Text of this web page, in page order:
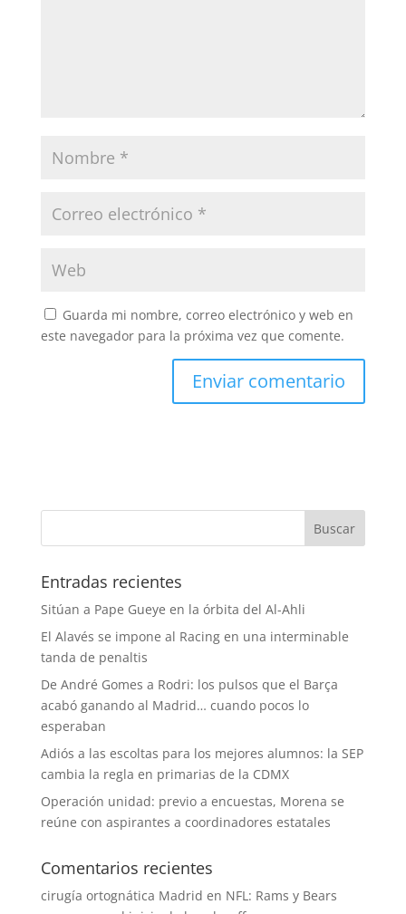
Guarda mi nombre, correo electrónico y web en
este navegador para la próxima vez que comente.
Entradas recientes
Sitúan a Pape Gueye en la órbita del Al-Ahli
El Alavés se impone al Racing en una interminable
tanda de penaltis
De André Gomes a Rodri: los pulsos que el Barça
acabó ganando al Madrid… cuando pocos lo
esperaban
Adiós a las escoltas para los mejores alumnos: la SEP
cambia la regla en primarias de la CDMX
Operación unidad: previo a encuestas, Morena se
reúne con aspirantes a coordinadores estatales
Comentarios recientes
cirugía ortognática Madrid en NFL: Rams y Bears